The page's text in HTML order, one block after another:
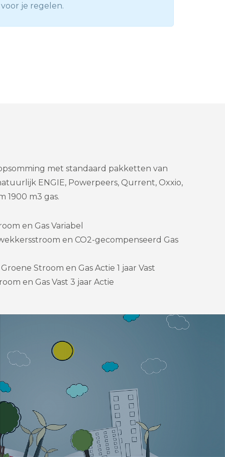
je regelen.
met standaard pakketten van
ENGIE, Powerpeers, Qurrent, Oxxio,
1900 m3 gas.
en Gas Variabel
en CO2-gecompenseerd Gas
Stroom en Gas Actie 1 jaar Vast
en Gas Vast 3 jaar Actie